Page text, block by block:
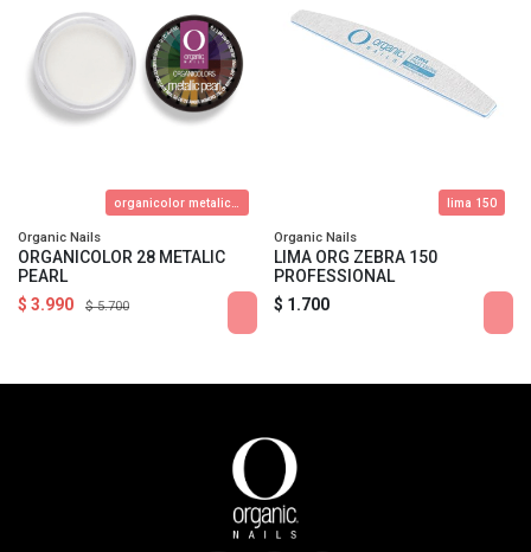
organicolor metalic pearl
Organic Nails
ORGANICOLOR 28 METALIC
PEARL
$ 3.990
$ 5.700
lima 150
Organic Nails
LIMA ORG ZEBRA 150
PROFESSIONAL
$ 1.700